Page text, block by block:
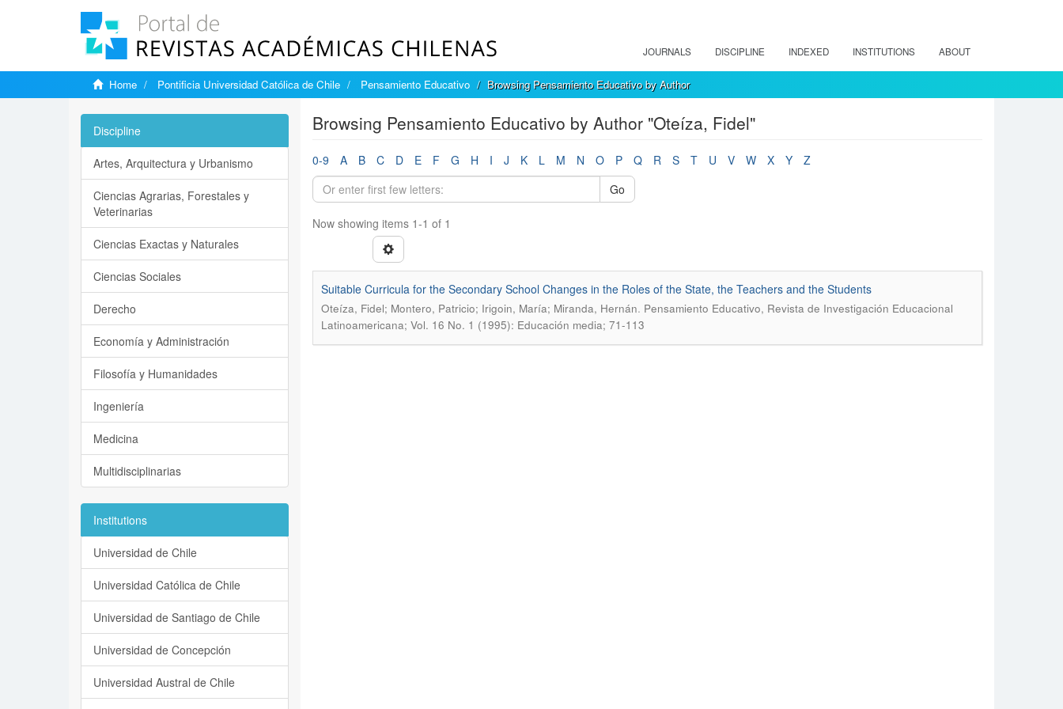
JOURNALS DISCIPLINE INDEXED INSTITUTIONS ABOUT
Home Pontificia Universidad Católica de Chile Pensamiento Educativo Browsing Pensamiento Educativo by Author
Browsing Pensamiento Educativo by Author "Oteíza, Fidel"
0-9 A B C D E F G H I J K L M N O P Q R S T U V W X Y
Z
Go
Now showing items 1-1 of 1
Suitable Curricula for the Secondary School Changes in the Roles of the State, the Teachers and the Students
Oteíza, Fidel; Montero, Patricio; Irigoin, María; Miranda, Hernán. Pensamiento Educativo, Revista de Investigación Educacional
Latinoamericana; Vol. 16 No. 1 (1995): Educación media; 71-113
Discipline
Artes, Arquitectura y Urbanismo
Ciencias Agrarias, Forestales y
Veterinarias
Ciencias Exactas y Naturales
Ciencias Sociales
Derecho
Economía y Administración
Filosofía y Humanidades
Ingeniería
Medicina
Multidisciplinarias
Institutions
Universidad de Chile
Universidad Católica de Chile
Universidad de Santiago de Chile
Universidad de Concepción
Universidad Austral de Chile